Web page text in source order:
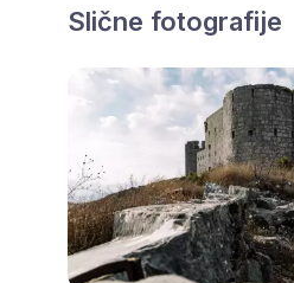
Slične fotografije